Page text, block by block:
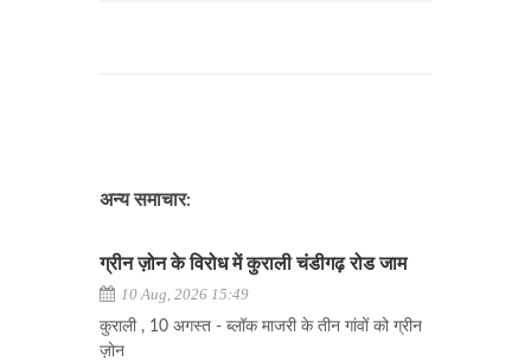
अन्य समाचार:
ग्रीन ज़ोन के विरोध में कुराली चंडीगढ़ रोड जाम
10 Aug, 2026 15:49
कुराली , 10 अगस्त - ब्लॉक माजरी के तीन गांवों को ग्रीन
ज़ोन